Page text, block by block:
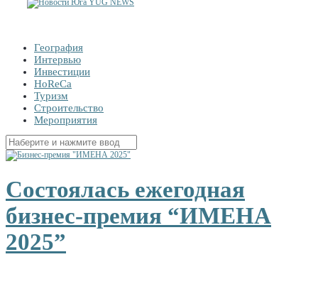
География
Интервью
Инвестиции
HoReCa
Туризм
Строительство
Мероприятия
Найти:
Состоялась ежегодная
бизнес-премия “ИМЕНА
2025”